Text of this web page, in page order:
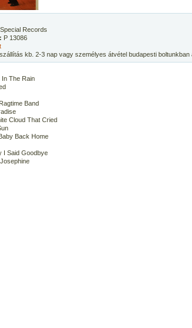
Records
P 13086
kb. 2-3 nap vagy személyes átvétel budapesti boltunkban
The Rain
Band
Cloud That Cried
Back Home
I Said Goodbye